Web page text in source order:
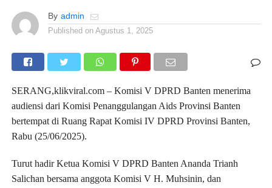
By admin
Published on Agustus 1, 2025
SERANG,klikviral.com – Komisi V DPRD Banten menerima
audiensi dari Komisi Penanggulangan Aids Provinsi Banten
bertempat di Ruang Rapat Komisi IV DPRD Provinsi Banten,
Rabu (25/06/2025).
Turut hadir Ketua Komisi V DPRD Banten Ananda Trianh
Salichan bersama anggota Komisi V H. Muhsinin, dan